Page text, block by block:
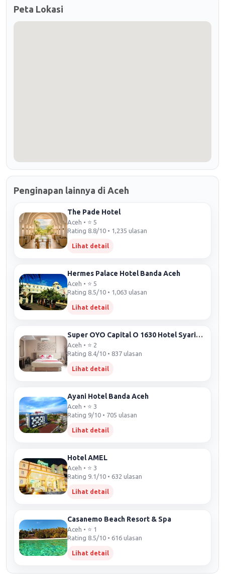
Peta Lokasi
Penginapan lainnya di Aceh
The Pade Hotel
Aceh • ⭐ 5
Rating 8.8/10 • 1,235 ulasan
Lihat detail
Hermes Palace Hotel Banda Aceh
Aceh • ⭐ 5
Rating 8.5/10 • 1,063 ulasan
Lihat detail
Super OYO Capital O 1630 Hotel Syariah Ring Road
Aceh • ⭐ 2
Rating 8.4/10 • 837 ulasan
Lihat detail
Ayani Hotel Banda Aceh
Aceh • ⭐ 3
Rating 9/10 • 705 ulasan
Lihat detail
Hotel AMEL
Aceh • ⭐ 3
Rating 9.1/10 • 632 ulasan
Lihat detail
Casanemo Beach Resort & Spa
Aceh • ⭐ 1
Rating 8.5/10 • 616 ulasan
Lihat detail